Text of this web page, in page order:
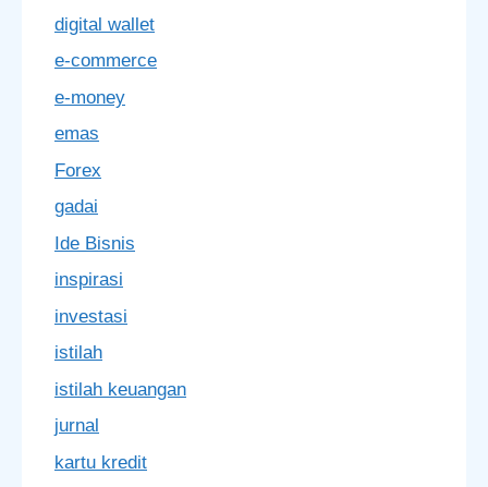
digital wallet
e-commerce
e-money
emas
Forex
gadai
Ide Bisnis
inspirasi
investasi
istilah
istilah keuangan
jurnal
kartu kredit